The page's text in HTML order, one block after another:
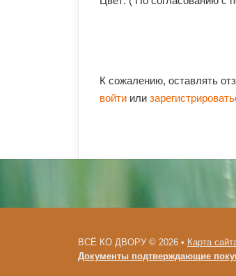
К сожалению, оставлять
войти или
ВСЁ КО ДВОРУ © 2026 • Карта
Документы подтверждающие